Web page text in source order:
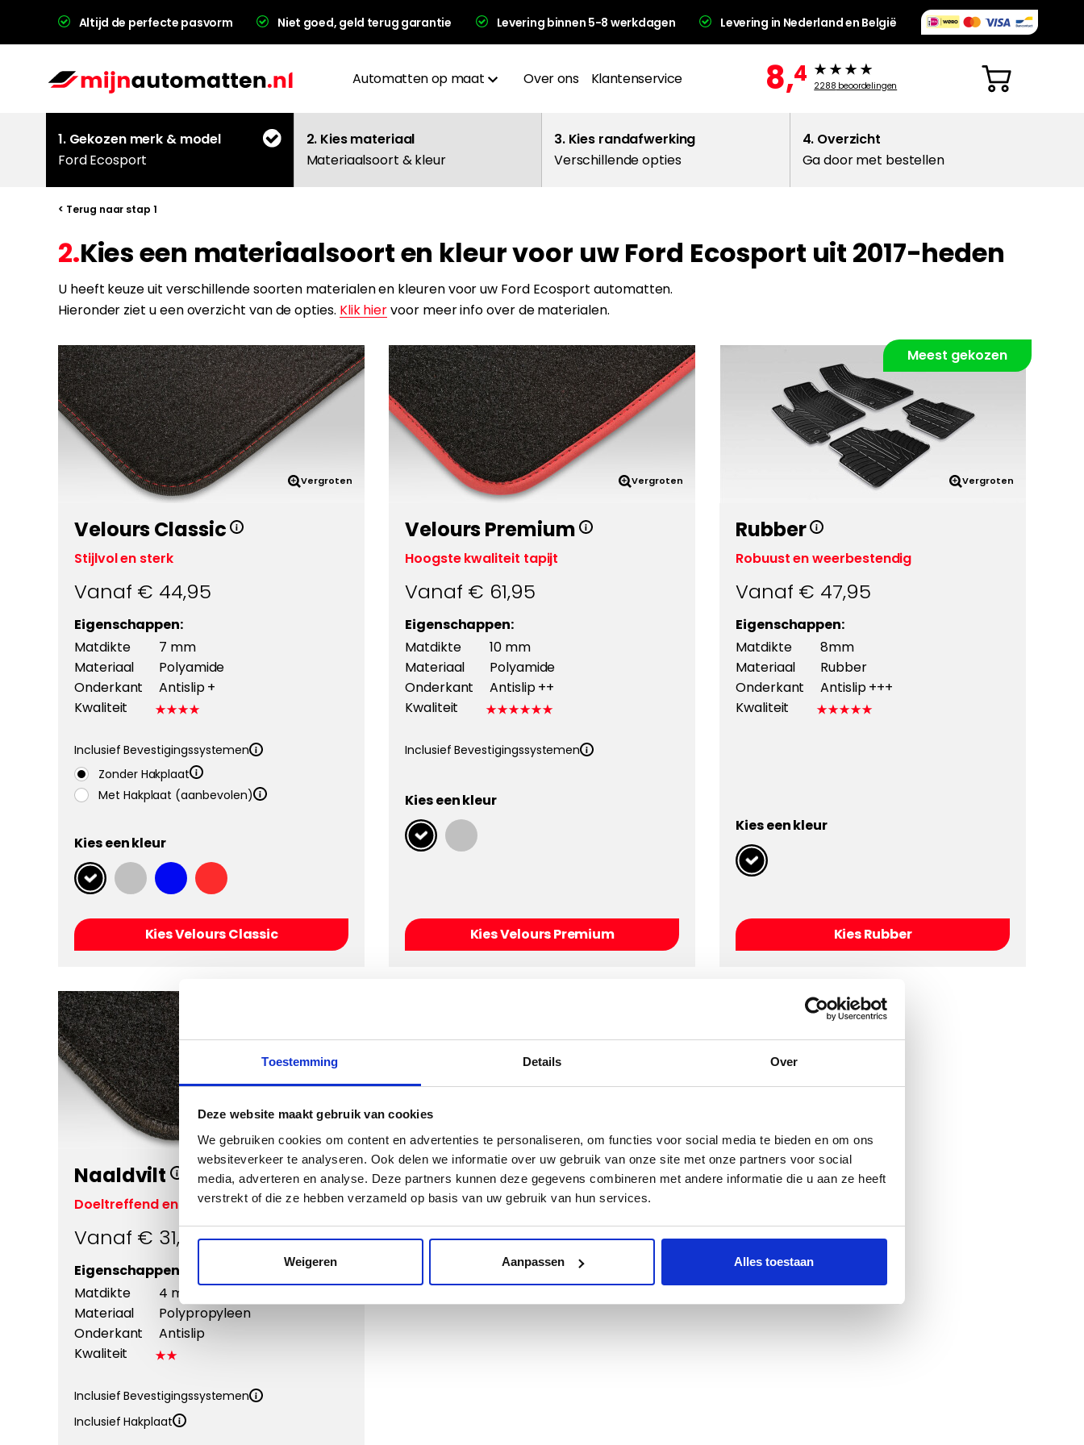
Toestemming Details Over
Deze website maakt gebruik van cookies
We gebruiken cookies om content en advertenties te personaliseren, om functies voor social media te bieden en om ons
websiteverkeer te analyseren. Ook delen we informatie over uw gebruik van onze site met onze partners voor social
media, adverteren en analyse. Deze partners kunnen deze gegevens combineren met andere informatie die u aan ze heeft
verstrekt of die ze hebben verzameld op basis van uw gebruik van hun services.
Weigeren Aanpassen Alles toestaan
Altijd de perfecte pasvorm Niet goed, geld terug garantie Levering binnen 5-8 werkdagen Levering in Nederland en België
Automatten op maat
Afwerkingen
Levering en garantie
Over ons Klantenservice 8,4 2288 beoordelingen
1. Gekozen merk & model
Ford Ecosport
2. Kies materiaal
Materiaalsoort & kleur
3. Kies randafwerking
Verschillende opties
4. Overzicht
Ga door met bestellen
< Terug naar stap 1
2.Kies een materiaalsoort en kleur voor uw Ford Ecosport uit 2017-heden
U heeft keuze uit verschillende soorten materialen en kleuren voor uw Ford Ecosport automatten.
Hieronder ziet u een overzicht van de opties. Klik hiervoor meer info over de materialen.
Vergroten
Velours Classic
Stijlvol en sterk
Vanaf € 44,95
Eigenschappen:
Matdikte
7 mm
Materiaal
Polyamide
Onderkant
Antislip +
Kwaliteit
Inclusief Bevestigingssystemen
Zonder Hakplaat
Met Hakplaat (aanbevolen)
Kies een kleur
Kies Velours Classic
Vergroten
Velours Premium
Hoogste kwaliteit tapijt
Vanaf € 61,95
Eigenschappen:
Matdikte
10 mm
Materiaal
Polyamide
Onderkant
Antislip ++
Kwaliteit
Inclusief Bevestigingssystemen
Kies een kleur
Kies Velours Premium
Vergroten
Meest gekozen
Rubber
Robuust en weerbestendig
Vanaf € 47,95
Eigenschappen:
Matdikte
8mm
Materiaal
Rubber
Onderkant
Antislip +++
Kwaliteit
Kies een kleur
Kies Rubber
Naaldvilt
Doeltreffend en voordelig
Vanaf € 31,95
Eigenschappen:
Matdikte
4 mm
Materiaal
Polypropyleen
Onderkant
Antislip
Kwaliteit
Inclusief Bevestigingssystemen
Inclusief Hakplaat